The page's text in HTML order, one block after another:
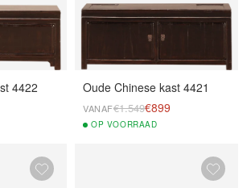
4422 Oude Chinese kast 4421
VANAF€1.549€899
OP VOORRAAD